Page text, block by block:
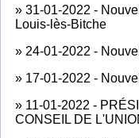
» 31-01-2022 -
Louis-lès-Bitche
» 24-01-2022 -
» 17-01-2022 -
» 11-01-2022 -
CONSEIL DE